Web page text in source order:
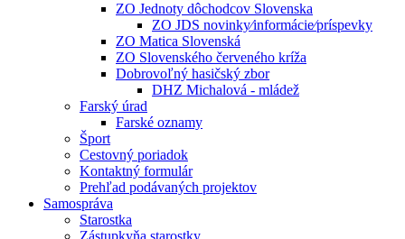
ZO Jednoty dôchodcov Slovenska
ZO JDS novinky⁄informácie⁄príspevky
ZO Matica Slovenská
ZO Slovenského červeného kríža
Dobrovoľný hasičský zbor
DHZ Michalová - mládež
Farský úrad
Farské oznamy
Šport
Cestovný poriadok
Kontaktný formulár
Prehľad podávaných projektov
Samospráva
Starostka
Zástupkyňa starostky